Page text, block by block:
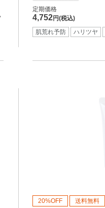
定期価格
4,752円(税込)
肌荒れ予防 ハリツヤ
20%OFF 送料無料